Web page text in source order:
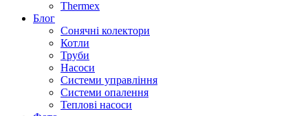
Thermex
Блог
Сонячні колектори
Котли
Труби
Насоси
Системи управління
Системи опалення
Теплові насоси